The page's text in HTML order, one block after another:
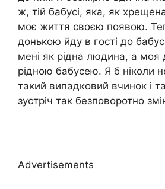
ж, тій бабусі, яка, як
моє життя своєю появою.
донькою йду в гості до
мені як рідна людина, а моя
рідною бабусею. Я б ніколи
такий випадковий вчинок і
зустріч так безповоротно
Advertisements